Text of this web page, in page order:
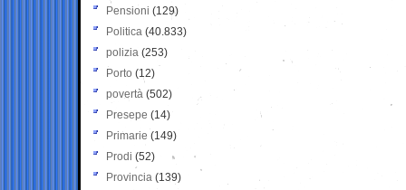
Pensioni (129)
Politica (40.833)
polizia (253)
Porto (12)
povertà (502)
Presepe (14)
Primarie (149)
Prodi (52)
Provincia (139)